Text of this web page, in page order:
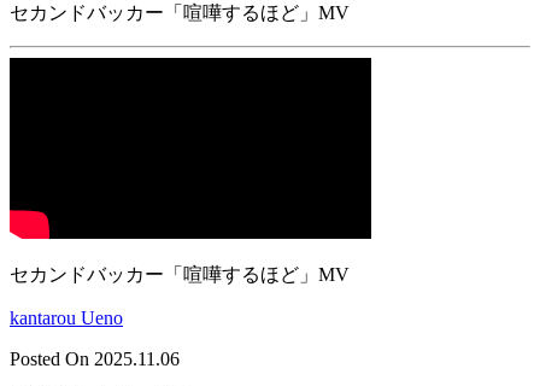
セカンドバッカー「喧嘩するほど」MV
セカンドバッカー「喧嘩するほど」MV
kantarou Ueno
Posted On 2025.11.06